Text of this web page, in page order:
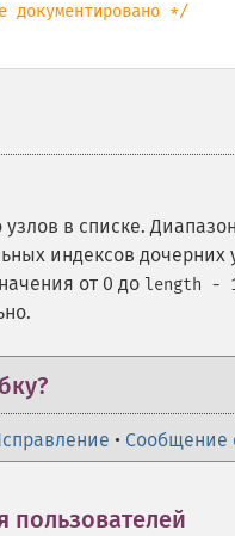
документировано */
узлов в списке. Диапазон
индексов дочерних
от 0 до length -
• Сообщение
пользователей